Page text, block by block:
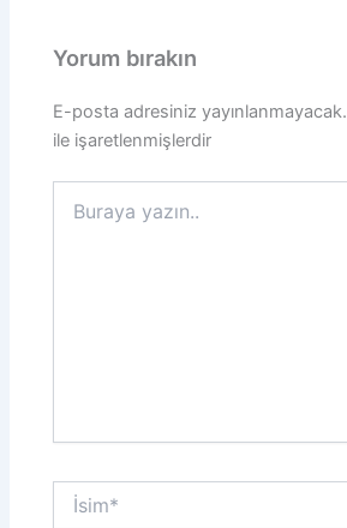
Yorum bırakın
E-posta adresiniz yayınlanmayacak.
ile işaretlenmişlerdir
yazın..
İsim*